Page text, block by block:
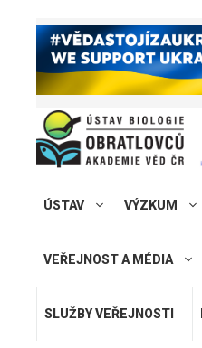
ÚSTAV VÝZKUM
VEŘEJNOST A MÉDIA
SLUŽBY VEŘEJNOSTI